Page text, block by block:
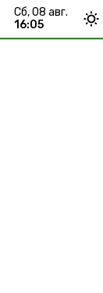
сб, 08 авг.
16:05